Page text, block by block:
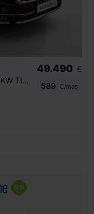
EHYBRID ELEG 3.0 V6 TSI 280KW TIP 4M
49.490 €
589
€/mes